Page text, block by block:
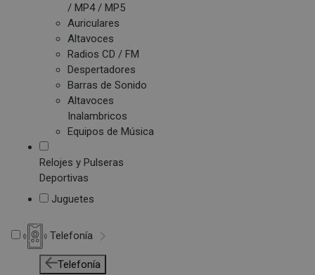
/ MP4 / MP5
Auriculares
Altavoces
Radios CD / FM
Despertadores
Barras de Sonido
Altavoces
Inalambricos
Equipos de Música
Relojes y Pulseras
Deportivas
Juguetes
Telefonía
Telefonía